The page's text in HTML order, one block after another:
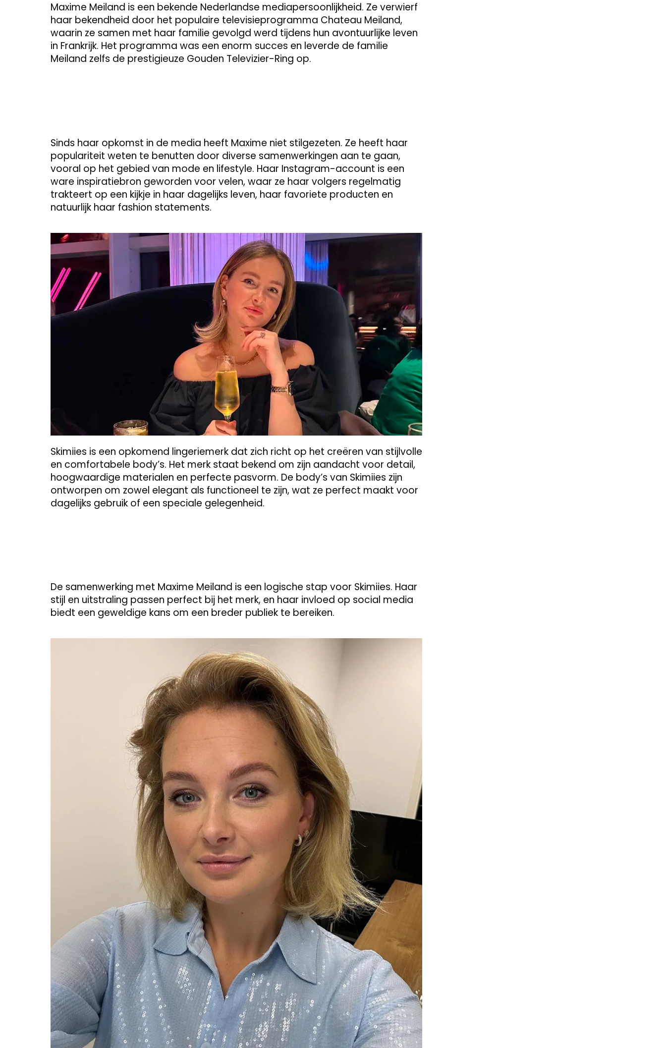
Maxime Meiland is een bekende Nederlandse mediapersoonlijkheid. Ze verwierf
haar bekendheid door het populaire televisieprogramma Chateau Meiland,
waarin ze samen met haar familie gevolgd werd tijdens hun avontuurlijke leven
in Frankrijk. Het programma was een enorm succes en leverde de familie
Meiland zelfs de prestigieuze Gouden Televizier-Ring op.
Sinds haar opkomst in de media heeft Maxime niet stilgezeten. Ze heeft haar
populariteit weten te benutten door diverse samenwerkingen aan te gaan,
vooral op het gebied van mode en lifestyle. Haar Instagram-account is een
ware inspiratiebron geworden voor velen, waar ze haar volgers regelmatig
trakteert op een kijkje in haar dagelijks leven, haar favoriete producten en
natuurlijk haar fashion statements.
Skimiies is een opkomend lingeriemerk dat zich richt op het creëren van stijlvolle
en comfortabele body’s. Het merk staat bekend om zijn aandacht voor detail,
hoogwaardige materialen en perfecte pasvorm. De body’s van Skimiies zijn
ontworpen om zowel elegant als functioneel te zijn, wat ze perfect maakt voor
dagelijks gebruik of een speciale gelegenheid.
De samenwerking met Maxime Meiland is een logische stap voor Skimiies. Haar
stijl en uitstraling passen perfect bij het merk, en haar invloed op social media
biedt een geweldige kans om een breder publiek te bereiken.